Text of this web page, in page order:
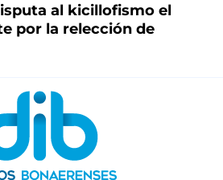
al kicillofismo el
por la relección de